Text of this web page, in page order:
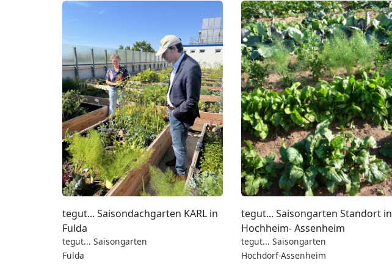
tegut... Saisondachgarten KARL in
Fulda
tegut... Saisongarten
Fulda
tegut... Saisongarten Standort in
Hochheim- Assenheim
tegut... Saisongarten
Hochdorf-Assenheim